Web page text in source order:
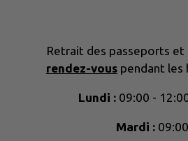
Retrait des passeports
rendez-vous pendant les
Lundi : 09:00 -
Mardi :